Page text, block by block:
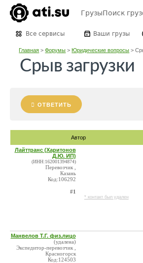
ГрузыПоиск
Все сервисы Ваши грузы
Главная >Форумы >Юридические вопросы >
Срыв загрузки
ОТВЕТИТЬ
Автор
Лайттранс (Харитонов
Д.Ю. ИП)
(ИНН:162001394874)
Перевозчик ,
Казань
Код:106292
#1
* контакт был удален
Манвелов Т.Г. физ.лицо
(удалена)
Экспедитор-перевозчик ,
Красногорск
Код:124503